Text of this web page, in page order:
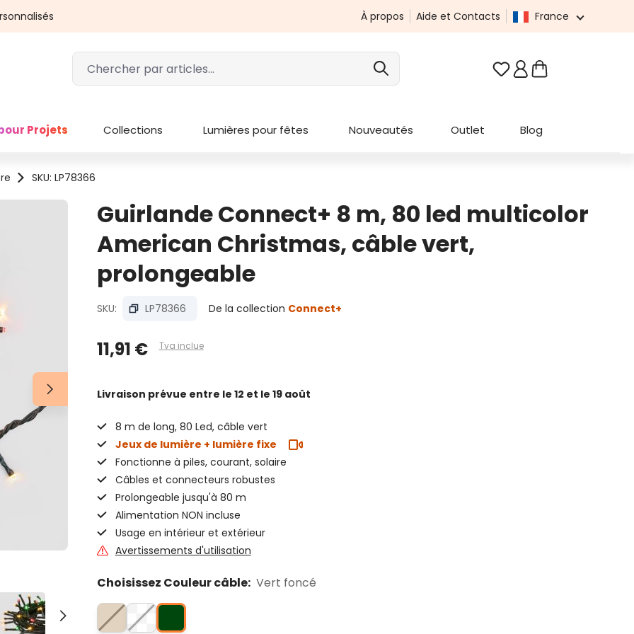
À propos Aide et Contacts France
Vous avez 0 articles
Projets Collections Lumières pour fêtes Nouveautés Outlet Blog
SKU: LP78366
Guirlande Connect+ 8 m, 80 led multicolor
American Christmas, câble vert,
prolongeable
SKU: LP78366 De la collection Connect+
11,91 € Tva inclue
Livraison prévue entre le 12 et le 19 août
8 m de long, 80 Led, câble vert
Jeux de lumière + lumière fixe
Fonctionne à piles, courant, solaire
Câbles et connecteurs robustes
Prolongeable jusqu'à 80 m
Alimentation NON incluse
Usage en intérieur et extérieur
Avertissements d'utilisation
Choisissez Couleur câble: Vert foncé